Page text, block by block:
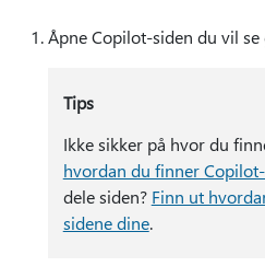
Åpne Copilot-siden du vil
Tips
Ikke sikker på hvor du
hvordan du finner
dele siden? Finn ut
sidene dine.